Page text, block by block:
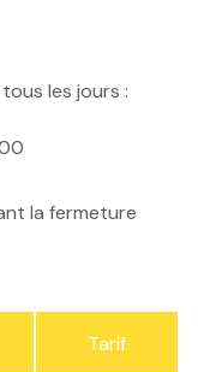
les jours :
la fermeture
Tarif